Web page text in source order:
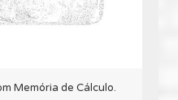
Memória de Cálculo.